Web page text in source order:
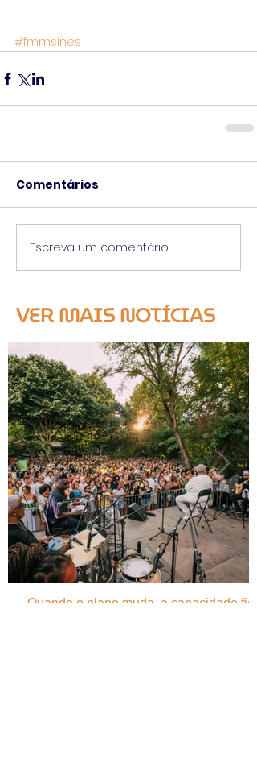
#fmmsines
Comentários
Escreva um comentário
VER MAIS NOTÍCIAS
Quando o plano muda, a capacidade fica